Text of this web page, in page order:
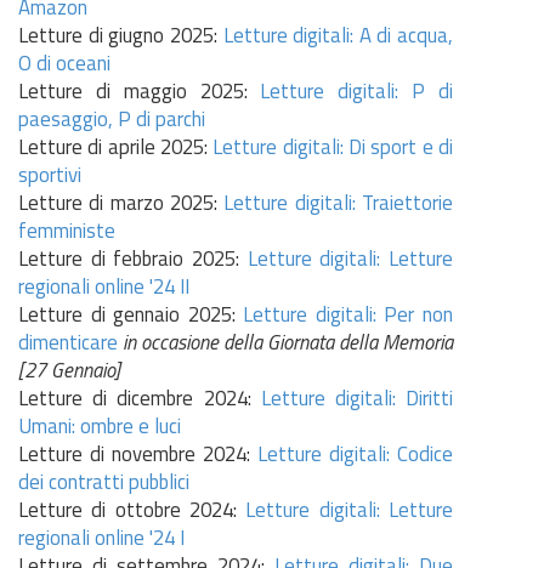
Amazon
Letture di giugno 2025: Letture digitali: A di acqua,
O di oceani
Letture di maggio 2025: Letture digitali: P di
paesaggio, P di parchi
Letture di aprile 2025: Letture digitali: Di sport e di
sportivi
Letture di marzo 2025: Letture digitali: Traiettorie
femministe
Letture di febbraio 2025: Letture digitali: Letture
regionali online '24 II
Letture di gennaio 2025: Letture digitali: Per non
dimenticare in occasione della Giornata della Memoria
[27 Gennaio]
Letture di dicembre 2024: Letture digitali: Diritti
Umani: ombre e luci
Letture di novembre 2024: Letture digitali: Codice
dei contratti pubblici
Letture di ottobre 2024: Letture digitali: Letture
regionali online '24 I